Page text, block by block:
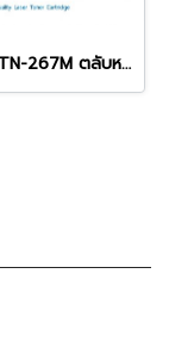
BROTHER TN-267M ตลับหมึก สีชมพู พิมพ์คมชัด สุดคุ้ม!